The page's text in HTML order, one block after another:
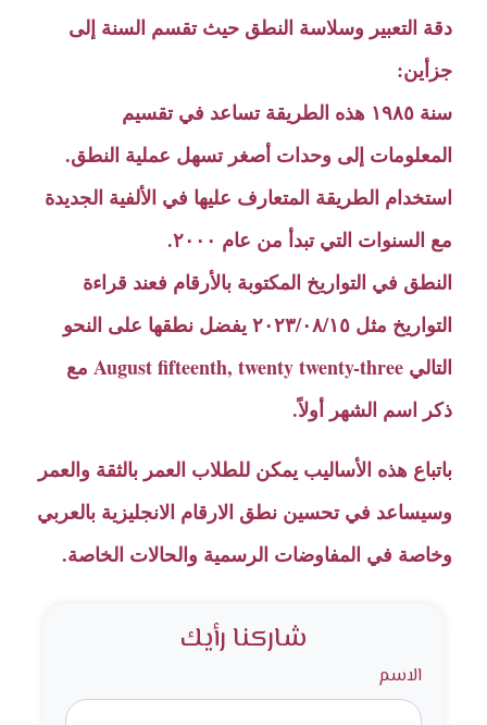
دقة التعبير وسلاسة النطق حيث تقسم السنة إلى
جزأين:
سنة ١٩٨٥ هذه الطريقة تساعد في تقسيم
المعلومات إلى وحدات أصغر تسهل عملية النطق.
استخدام الطريقة المتعارف عليها في الألفية الجديدة
مع السنوات التي تبدأ من عام ٢٠٠٠.
النطق في التواريخ المكتوبة بالأرقام فعند قراءة
التواريخ مثل ٢٠٢٣/٠٨/١٥ يفضل نطقها على النحو
التالي August fifteenth, twenty twenty-three مع
ذكر اسم الشهر أولاً.
باتباع هذه الأساليب يمكن للطلاب العمر بالثقة والعمر
وسيساعد في تحسين نطق الارقام الانجليزية بالعربي
وخاصة في المفاوضات الرسمية والحالات الخاصة.
شاركنا رأيك
الاسم